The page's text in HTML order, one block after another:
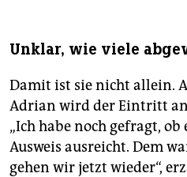
Unklar, wie viele
Damit ist sie nicht allein.
Adrian wird der Eintritt an
„Ich habe noch gefragt,
Ausweis ausreicht. Dem
gehen wir jetzt wieder“,